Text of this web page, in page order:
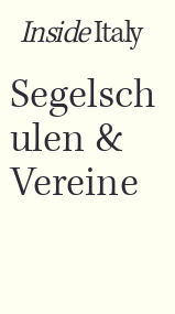
InsideItaly
Segelsch
ulen &
Vereine